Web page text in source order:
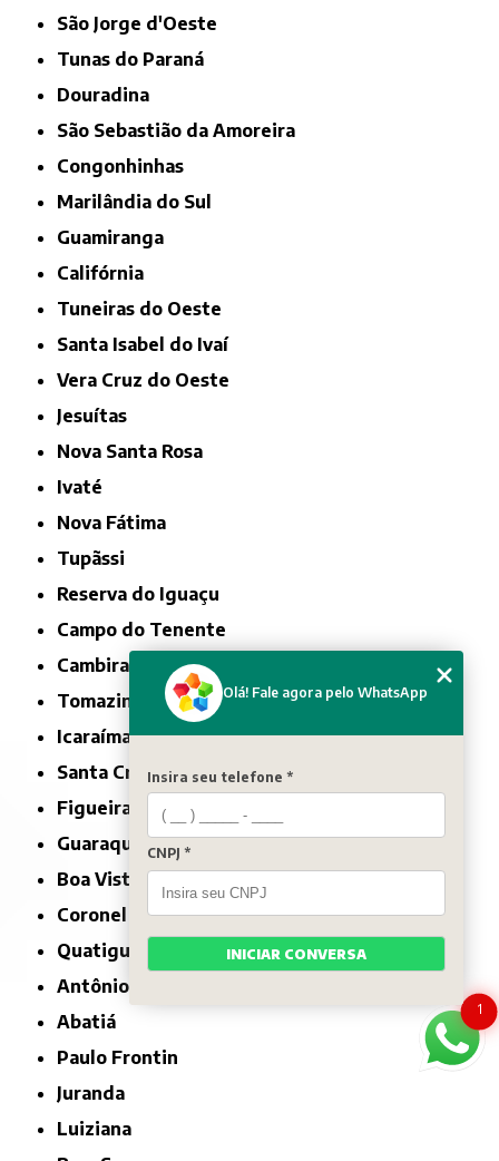
São Jorge d'Oeste
Tunas do Paraná
Douradina
São Sebastião da Amoreira
Congonhinhas
Marilândia do Sul
Guamiranga
Califórnia
Tuneiras do Oeste
Santa Isabel do Ivaí
Vera Cruz do Oeste
Jesuítas
Nova Santa Rosa
Ivaté
Nova Fátima
Tupãssi
Reserva do Iguaçu
Campo do Tenente
Cambira
Tomazina
Icaraíma
Santa Cruz de Monte Castelo
Figueira
Guaraqueçaba
Boa Vista da Aparecida
Coronel Domingos Soares
Quatiguá
Antônio Olinto
Abatiá
Paulo Frontin
Juranda
Luiziana
1
Olá! Fale agora pelo WhatsApp
Insira seu telefone *
CNPJ *
INICIAR CONVERSA